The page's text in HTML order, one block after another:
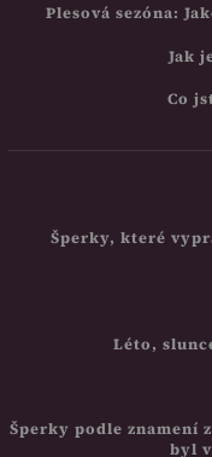
Plesová sezóna:
Jak
Co
Šperky, které
Léto,
Šperky podle znamení
byl